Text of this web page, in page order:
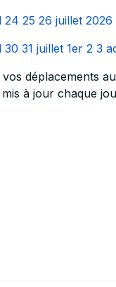
25 26 juillet
31 juillet 1er 2 3
déplacements
à jour chaque
Légales